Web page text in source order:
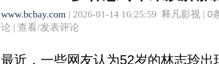
www.bcbay.com | 2026-01-14 16:25:59 释凡影视 | 0
论 | 查看/发表评论
最近，一些网友认为52岁的林志玲出